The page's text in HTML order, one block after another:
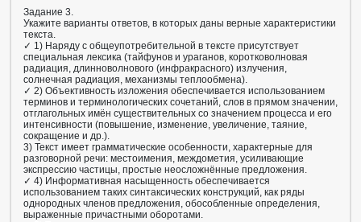
Задание 3.
Укажите варианты ответов, в которых даны верные характеристики
текста.
✓ 1) Наряду с общеупотребительной в тексте присутствует
специальная лексика (тайфунов и ураганов, коротковолновая
радиация, длинноволнового (инфракрасного) излучения,
солнечная радиация, механизмы теплообмена).
✓ 2) Объективность изложения обеспечивается использованием
терминов и терминологических сочетаний, слов в прямом значении,
отглагольных имён существительных со значением процесса и его
интенсивности (повышение, изменение, увеличение, таяние,
сокращение и др.).
3) Текст имеет грамматические особенности, характерные для
разговорной речи: местоимения, междометия, усиливающие
экспрессию частицы, простые неосложнённые предложения.
✓ 4) Информативная насыщенность обеспечивается
использованием таких синтаксических конструкций, как ряды
однородных членов предложения, обособленные определения,
выраженные причастными оборотами.